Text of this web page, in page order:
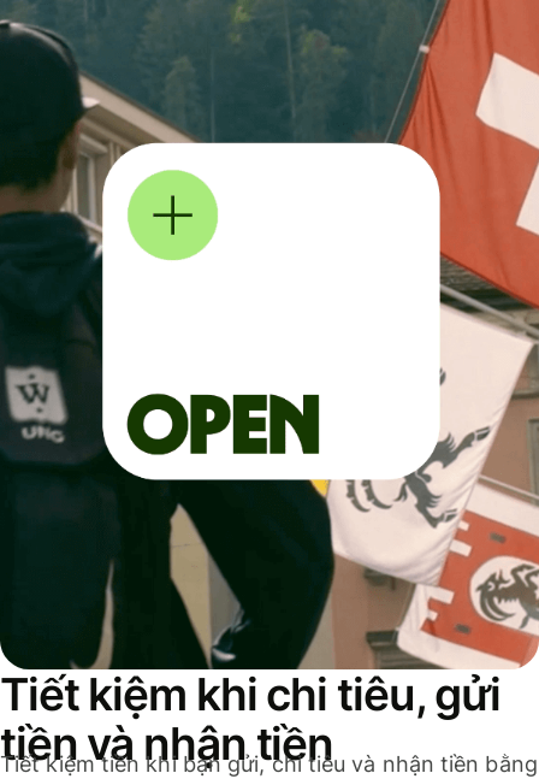
Tiết kiệm khi chi tiêu, gửi
tiền và nhận tiền
Tiết kiệm tiền khi bạn gửi, chi tiêu và nhận tiền bằng